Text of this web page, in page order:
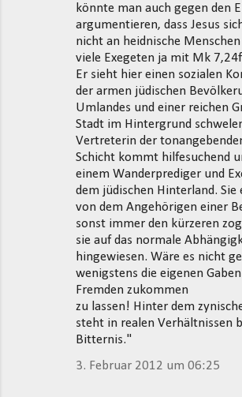
könnte man auch gegen den
argumentieren, dass Jesus
nicht an heidnische
viele Exegeten ja mit Mk
Er sieht hier einen sozialen
der armen jüdischen
Umlandes und einer reichen
Stadt im Hintergrund
Vertreterin der
Schicht kommt hilfesuchend
einem Wanderprediger und
dem jüdischen Hinterland.
von dem Angehörigen einer
sonst immer den kürzeren
sie auf das normale
hingewiesen. Wäre es nicht
wenigstens die eigenen
Fremden zukommen
zu lassen! Hinter dem
steht in realen Verhältnissen
Bitternis."
3. Februar 2012 um 06:25